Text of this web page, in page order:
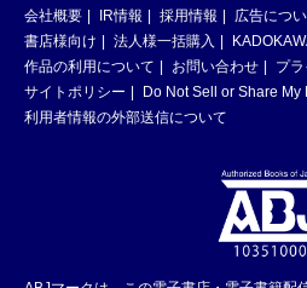
会社概要 IR情報 採用情報 広告につ
書店様向け
法人様一括購入
作品の利用について
お問い合わせ
プ
サイトポリシー
Do Not Sell or Share My
利用者情報の外部送信について